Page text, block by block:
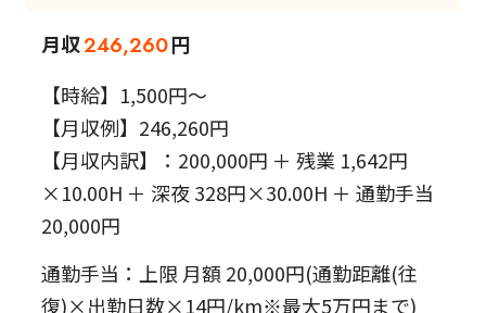
月収246,260円
【時給】1,500円～
【月収例】246,260円
【月収内訳】：200,000円 ＋ 残業 1,642円
×10.00H ＋ 深夜 328円×30.00H ＋ 通勤手当
20,000円
通勤手当：上限 月額 20,000円(通勤距離(往
復)×出勤日数×14円/km※最大5万円まで)